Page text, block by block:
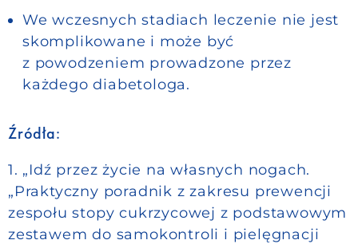
We wczesnych stadiach leczenie nie jest
skomplikowane i może być
z powodzeniem prowadzone przez
każdego diabetologa.
Źródła:
1. „Idź przez życie na własnych nogach.
„Praktyczny poradnik z zakresu prewencji
zespołu stopy cukrzycowej z podstawowym
zestawem do samokontroli i pielęgnacji